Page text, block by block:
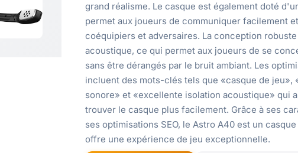
grand réalisme. Le casque est également doté
permet aux joueurs de communiquer facilement
coéquipiers et adversaires. La conception
acoustique, ce qui permet aux joueurs de se
sans être dérangés par le bruit ambiant. Les
incluent des mots-clés tels que «casque de jeu»,
sonore» et «excellente isolation acoustique» qui
trouver le casque plus facilement. Grâce à ses
ses optimisations SEO, le Astro A40 est un
offre une expérience de jeu exceptionnelle.